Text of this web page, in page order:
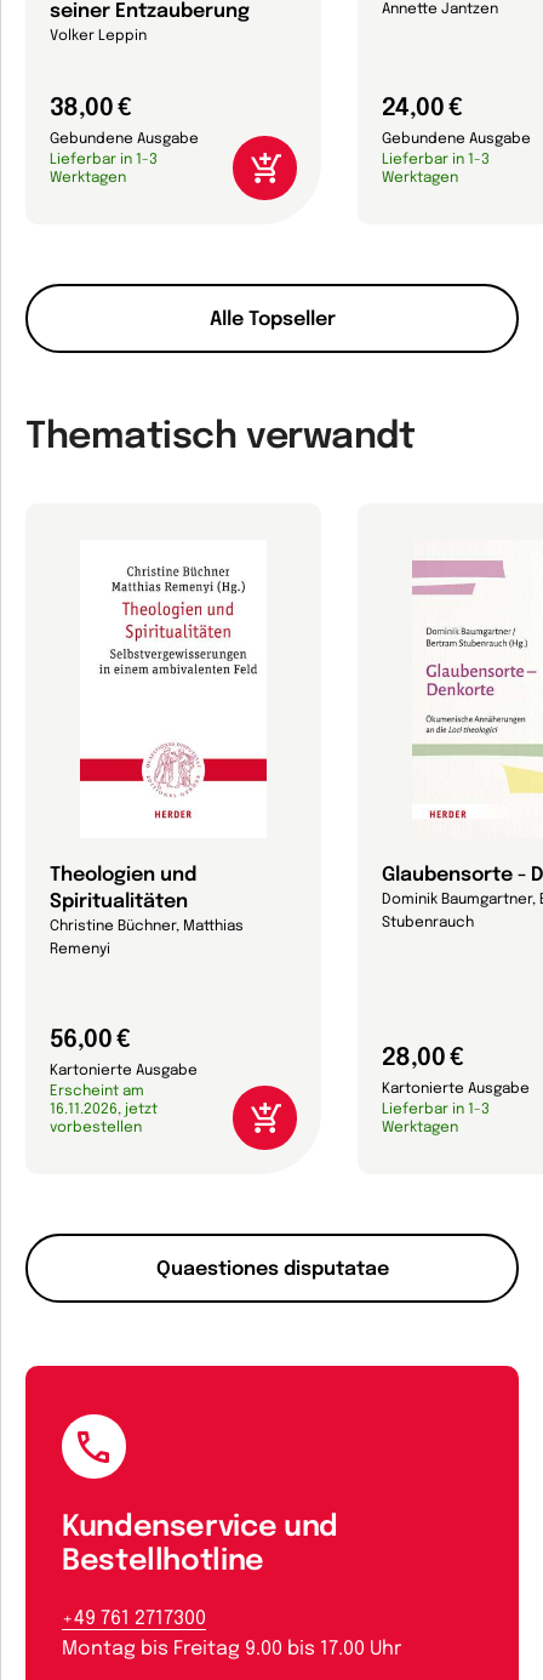
Alle Topseller
seiner Entzauberung
Volker Leppin
38,00 €
Gebundene Ausgabe
Lieferbar in 1-3
Werktagen
Annette Jantzen
24,00 €
Gebundene Ausgabe
Lieferbar in 1-3
Werktagen
Thematisch verwandt
Quaestiones disputatae
Theologien und
Spiritualitäten
Christine Büchner, Matthias
Remenyi
56,00 €
Kartonierte Ausgabe
Erscheint am
16.11.2026, jetzt
vorbestellen
Glaubensorte -
Dominik Baumgartner,
Stubenrauch
28,00 €
Kartonierte Ausgabe
Lieferbar in 1-3
Werktagen
Kundenservice und
Bestellhotline
+49 761 2717300
Montag bis Freitag 9.00 bis 17.00 Uhr